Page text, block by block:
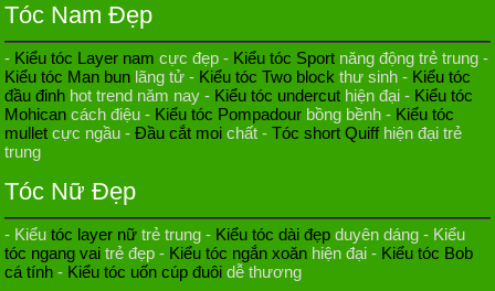
Tóc Nam Đẹp
- Kiểu tóc Layer nam cực đẹp - Kiểu tóc Sport năng động trẻ trung -
Kiểu tóc Man bun lãng tử - Kiểu tóc Two block thư sinh - Kiểu tóc
đầu đinh hot trend năm nay - Kiểu tóc undercut hiện đại - Kiểu tóc
Mohican cách điệu - Kiểu tóc Pompadour bồng bềnh - Kiểu tóc
mullet cực ngầu -Đầu cắt moi chất -Tóc short Quiffhiện đại trẻ
trung
Tóc Nữ Đẹp
- Kiểutóc layer nữ trẻ trung - Kiểu tóc dài đẹp duyên dáng - Kiểu
tóc ngang vai trẻ đẹp - Kiểu tóc ngắn xoăn hiện đại - Kiểu tóc Bob
cá tính - Kiểu tóc uốn cúp đuôi dễ thương